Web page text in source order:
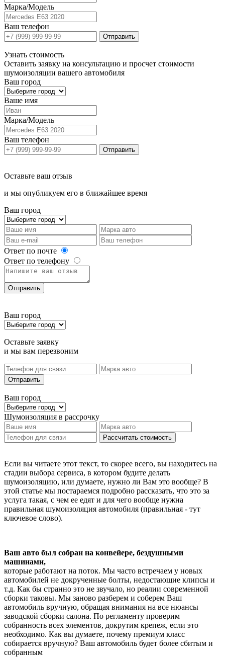
Марка/Модель
Ваш телефон
Отправить
Узнать стоимость
Оставить заявку на консультацию и просчет стоимости
шумоизоляции вашего автомобиля
Ваш город
Ваше имя
Марка/Модель
Ваш телефон
Отправить
Оставьте ваш отзыв
и мы опубликуем его в ближайшее время
Ваш город
Ответ по почте
Ответ по телефону
Отправить
Ваш город
Оставьте заявку
и мы вам перезвоним
Отправить
Ваш город
Шумоизоляция в рассрочку
Рассчитать стоимость
Если вы читаете этот текст, то скорее всего, вы находитесь на
стадии выбора сервиса, в котором будите делать
шумоизоляцию, или думаете, нужно ли Вам это вообще? В
этой статье мы постараемся подробно рассказать, что это за
услуга такая, с чем ее едят и для чего вообще нужна
правильная шумоизоляция автомобиля (правильная - тут
ключевое слово).
Ваш авто был собран на конвейере, бездушными
машинами,
которые работают на поток. Мы часто встречаем у новых
автомобилей не докрученные болты, недостающие клипсы и
т.д. Как бы странно это не звучало, но реалии современной
сборки таковы. Мы заново разберем и соберем Ваш
автомобиль вручную, обращая внимания на все нюансы
заводской сборки салона. По регламенту проверим
собранность всех элементов, докрутим крепеж, если это
необходимо. Как вы думаете, почему премиум класс
собирается вручную? Ваш автомобиль будет более сбитым и
собранным